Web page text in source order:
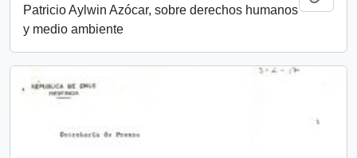
Patricio Aylwin Azócar, sobre derechos humanos
y medio ambiente